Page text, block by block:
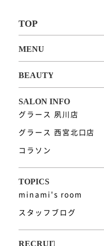
グラース 夙川店
グラース 西宮北口店
コラソン
minami's room
スタッフブログ